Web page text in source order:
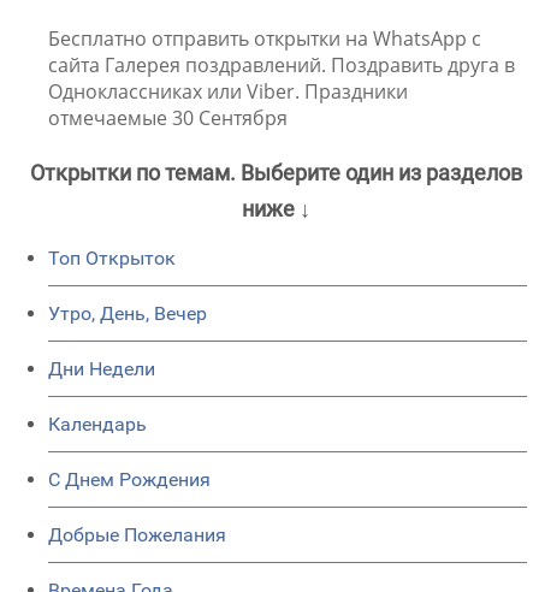
Бесплатно отправить открытки на WhatsApp с
сайта Галерея поздравлений. Поздравить друга в
Одноклассниках или Viber. Праздники
отмечаемые 30 Сентября
Открытки по темам. Выберите один из разделов
ниже ↓
Топ Открыток
Утро, День, Вечер
Дни Недели
Календарь
C Днем Рождения
Добрые Пожелания